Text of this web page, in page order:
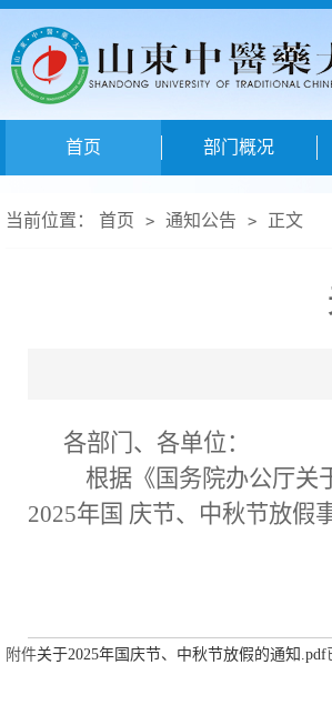
首页 部门概况
当前位置： 首页 > 通知公告 > 正文
各部门、各单位：
根据《国务院办公厅关
2025年国 庆节、中秋节放假
附件关于2025年国庆节、中秋节放假的通知.pdf